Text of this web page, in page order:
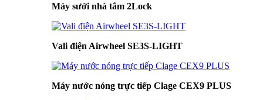
Máy sưởi nhà tắm 2Lock
Vali điện Airwheel SE3S-LIGHT
Máy nước nóng trực tiếp Clage CEX9 PLUS